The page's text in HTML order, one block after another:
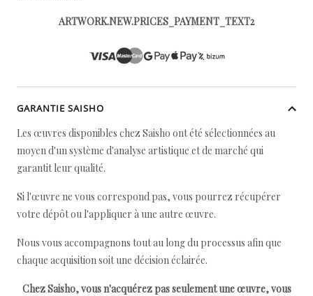
ARTWORK.NEW.PRICES_PAYMENT_TEXT2
GARANTIE SAISHO
Les œuvres disponibles chez Saisho ont été sélectionnées au
moyen d'un système d'analyse artistique et de marché qui
garantit leur qualité.
Si l'œuvre ne vous correspond pas, vous pourrez récupérer
votre dépôt ou l'appliquer à une autre œuvre.
Nous vous accompagnons tout au long du processus afin que
chaque acquisition soit une décision éclairée.
Chez Saisho, vous n'acquérez pas seulement une œuvre, vous